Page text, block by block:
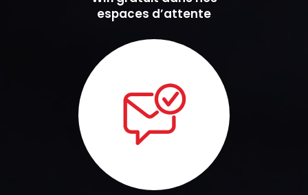
espaces d’attente